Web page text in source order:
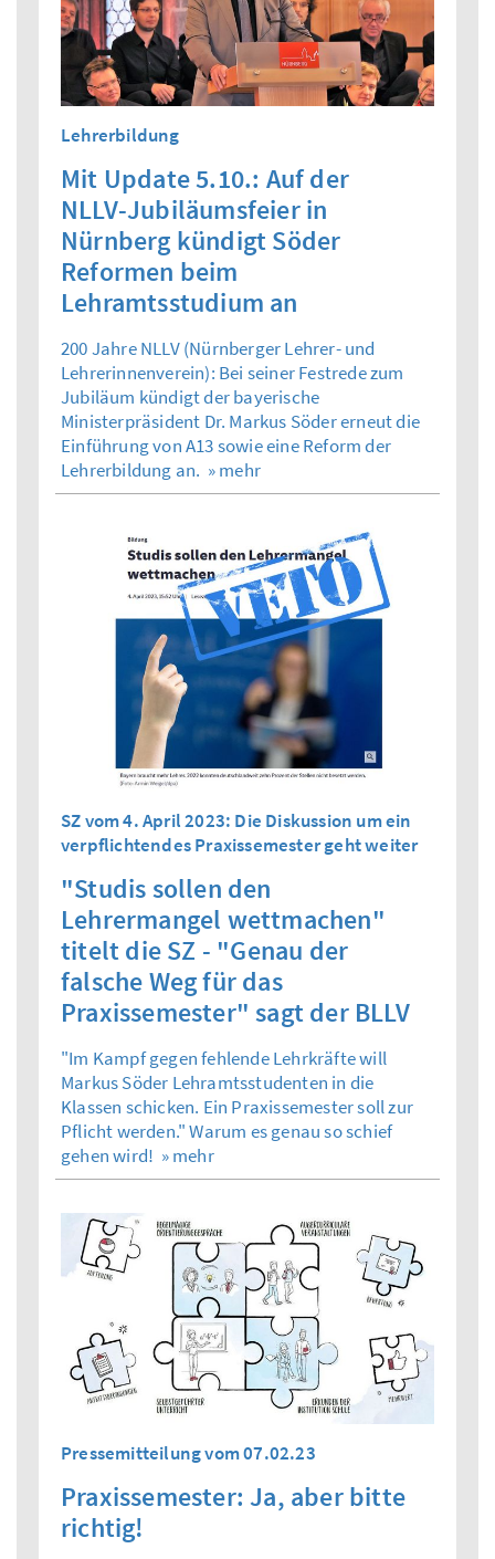
Lehrerbildung
Mit Update 5.10.: Auf der
NLLV-Jubiläumsfeier in
Nürnberg kündigt Söder
Reformen beim
Lehramtsstudium an
200 Jahre NLLV (Nürnberger Lehrer- und
Lehrerinnenverein): Bei seiner Festrede zum
Jubiläum kündigt der bayerische
Ministerpräsident Dr. Markus Söder erneut die
Einführung von A13 sowie eine Reform der
Lehrerbildung an. » mehr
SZ vom 4. April 2023: Die Diskussion um ein
verpflichtendes Praxissemester geht weiter
"Studis sollen den
Lehrermangel wettmachen"
titelt die SZ - "Genau der
falsche Weg für das
Praxissemester" sagt der BLLV
"Im Kampf gegen fehlende Lehrkräfte will
Markus Söder Lehramtsstudenten in die
Klassen schicken. Ein Praxissemester soll zur
Pflicht werden." Warum es genau so schief
gehen wird! » mehr
Pressemitteilung vom 07.02.23
Praxissemester: Ja, aber bitte
richtig!